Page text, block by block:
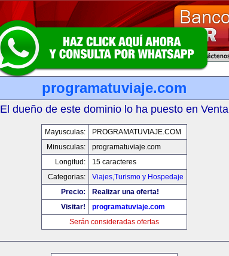
programatuviaje.com
El dueño de este dominio lo ha puesto en Venta
Mayusculas:
PROGRAMATUVIAJE.COM
Minusculas:
programatuviaje.com
Longitud:
15 caracteres
Categorias:
Viajes,Turismo y Hospedaje
Precio:
Realizar una oferta!
Visitar!
programatuviaje.com
Serán consideradas ofertas